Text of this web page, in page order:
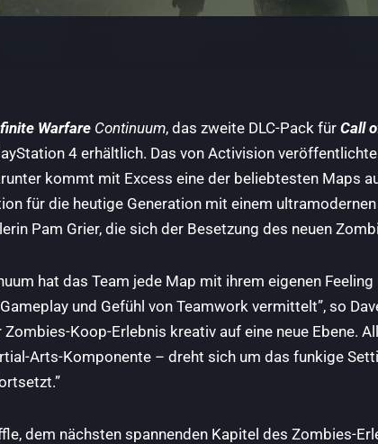
Warfare Continuum, das zweite DLC-Pack für Call
4 erhältlich. Das von Activision
kommt mit Excess eine der beliebtesten Maps
für die heutige Generation mit einem ultramodernen
Pam Grier, die sich der Besetzung des neuen
hat das Team jede Map mit ihrem eigenen
und Gefühl von Teamwork vermittelt”, so
Zombies-Koop-Erlebnis kreativ auf eine neue Ebene.
Arts-Komponente – dreht sich um das funkige
dem nächsten spannenden Kapitel des Zombies-